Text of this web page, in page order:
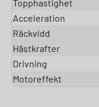
Topphastighet
Acceleration
Räckvidd
Hästkrafter
Drivning
Motoreffekt